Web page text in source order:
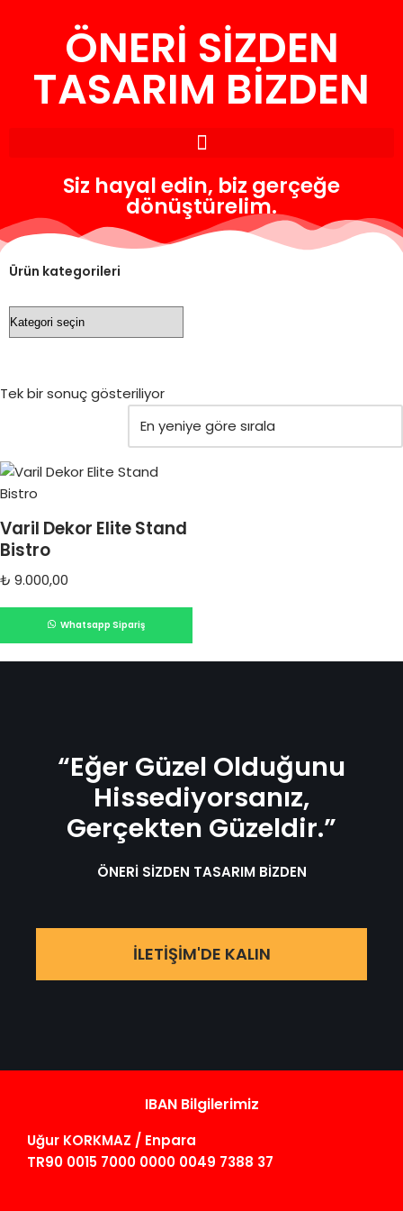
ÖNERİ SİZDEN
TASARIM BİZDEN
Siz hayal edin, biz gerçeğe
dönüştürelim.
Ürün kategorileri
Tek bir sonuç gösteriliyor
Varil Dekor Elite Stand
Bistro
₺ 9.000,00
Whatsapp Sipariş
“Eğer Güzel Olduğunu
Hissediyorsanız,
Gerçekten Güzeldir.”
ÖNERİ SİZDEN TASARIM BİZDEN
İLETİŞİM'DE KALIN
IBAN Bilgilerimiz
Uğur KORKMAZ / Enpara
TR90 0015 7000 0000 0049 7388 37